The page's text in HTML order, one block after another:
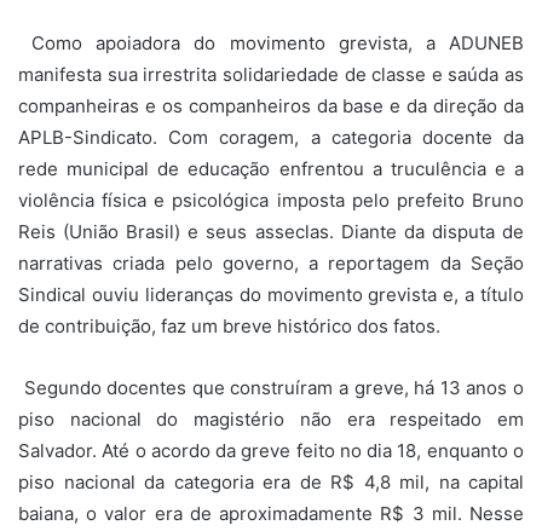
Como apoiadora do movimento grevista, a ADUNEB
manifesta sua irrestrita solidariedade de classe e saúda as
companheiras e os companheiros da base e da direção da
APLB-Sindicato. Com coragem, a categoria docente da
rede municipal de educação enfrentou a truculência e a
violência física e psicológica imposta pelo prefeito Bruno
Reis (União Brasil) e seus asseclas. Diante da disputa de
narrativas criada pelo governo, a reportagem da Seção
Sindical ouviu lideranças do movimento grevista e, a título
de contribuição, faz um breve histórico dos fatos.
Segundo docentes que construíram a greve, há 13 anos o
piso nacional do magistério não era respeitado em
Salvador. Até o acordo da greve feito no dia 18, enquanto o
piso nacional da categoria era de R$ 4,8 mil, na capital
baiana, o valor era de aproximadamente R$ 3 mil. Nesse